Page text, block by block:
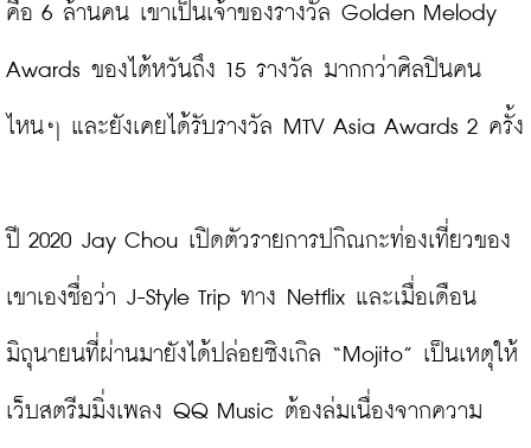
คือ 6 ล้านคน เขาเป็นเจ้าของรางวัล Golden Melody
Awards ของไต้หวันถึง 15 รางวัล มากกว่าศิลปินคน
ไหนๆ และยังเคยได้รับรางวัล MTV Asia Awards 2 ครั้ง
ปี 2020 Jay Chou เปิดตัวรายการปกิณกะท่องเที่ยวของ
เขาเองชื่อว่า J-Style Trip ทาง Netflix และเมื่อเดือน
มิถุนายนที่ผ่านมายังได้ปล่อยซิงเกิล “Mojito” เป็นเหตุให้
เว็บสตรีมมิ่งเพลง QQ Music ต้องล่มเนื่องจากความ